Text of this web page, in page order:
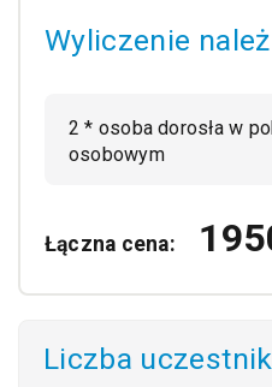
Wyliczenie
2 * osoba dorosła w
osobowym
Łączna cena:
Liczba